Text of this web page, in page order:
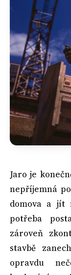
Jaro je
nepříjemná
domova a jít
potřeba
zároveň
stavbě
opravdu